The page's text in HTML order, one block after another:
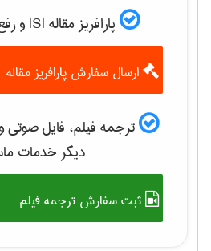
پارافریز مقاله ISI و رفع plagiarism
ارسال سفارش پارافریز مقاله
ترجمه فیلم، فایل صوتی
دیگر خدمات
ثبت سفارش ترجمه فیلم